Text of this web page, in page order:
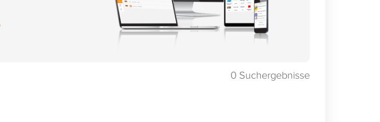
0 Suchergebnisse